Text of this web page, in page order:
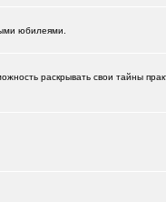
юбилеями.
раскрывать свои тайны